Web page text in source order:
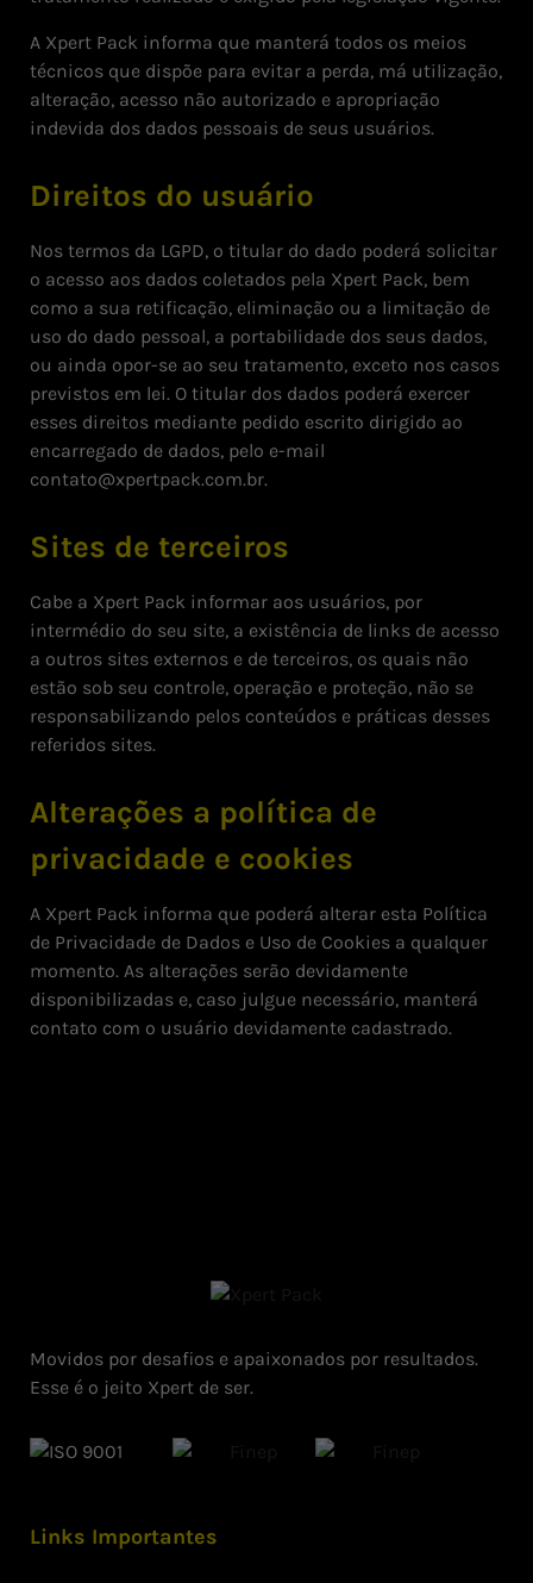
A Xpert Pack informa que manterá todos os meios
técnicos que dispõe para evitar a perda, má utilização,
alteração, acesso não autorizado e apropriação
indevida dos dados pessoais de seus usuários.
Direitos do usuário
Nos termos da LGPD, o titular do dado poderá solicitar
o acesso aos dados coletados pela Xpert Pack, bem
como a sua retificação, eliminação ou a limitação de
uso do dado pessoal, a portabilidade dos seus dados,
ou ainda opor-se ao seu tratamento, exceto nos casos
previstos em lei. O titular dos dados poderá exercer
esses direitos mediante pedido escrito dirigido ao
encarregado de dados, pelo e-mail
contato@xpertpack.com.br.
Sites de terceiros
Cabe a Xpert Pack informar aos usuários, por
intermédio do seu site, a existência de links de acesso
a outros sites externos e de terceiros, os quais não
estão sob seu controle, operação e proteção, não se
responsabilizando pelos conteúdos e práticas desses
referidos sites.
Alterações a política de
privacidade e cookies
A Xpert Pack informa que poderá alterar esta Política
de Privacidade de Dados e Uso de Cookies a qualquer
momento. As alterações serão devidamente
disponibilizadas e, caso julgue necessário, manterá
contato com o usuário devidamente cadastrado.
Movidos por desafios e apaixonados por resultados.
Esse é o jeito Xpert de ser.
Links Importantes